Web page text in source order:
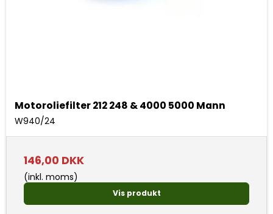
Motoroliefilter 212 248 & 4000 5000 Mann
W940/24
146,00 DKK
(inkl. moms)
Vis produkt